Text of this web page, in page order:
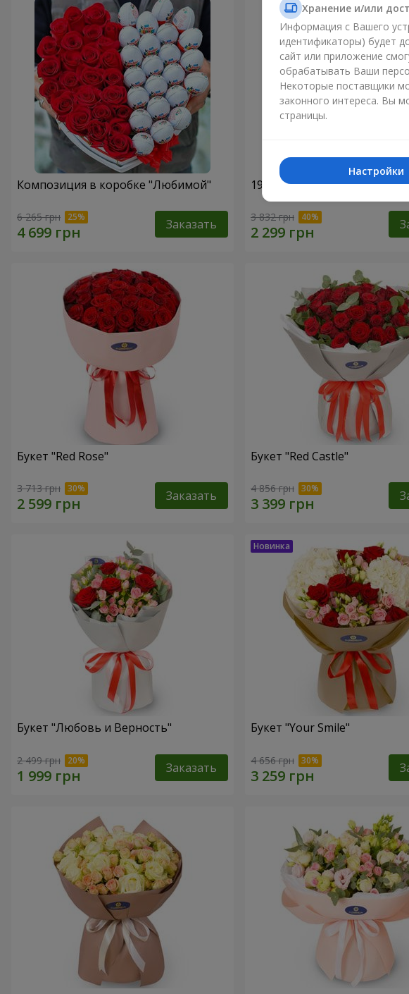
Композиция в коробке "Любимой"
6 265 грн Заказать
19 красных роз с Пандой
3 832 грн
Букет "Red Rose"
3 713 грн Заказать
Букет "Red Castle"
4 856 грн
Букет "Любовь и Верность"
2 499 грн Заказать
Букет "Your Smile"
4 656 грн
Хранение и/или
Информация с Вашего
идентификаторы) будет
сайт или приложение
обрабатывать Ваши
Некоторые поставщики
законного интереса. Вы
страницы.
Настройки